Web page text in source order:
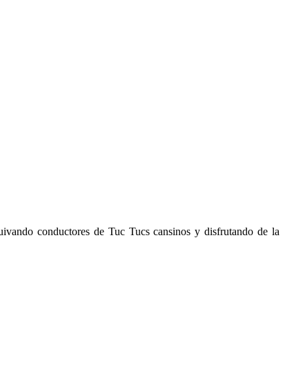
conductores de Tuc Tucs cansinos y disfrutando de la